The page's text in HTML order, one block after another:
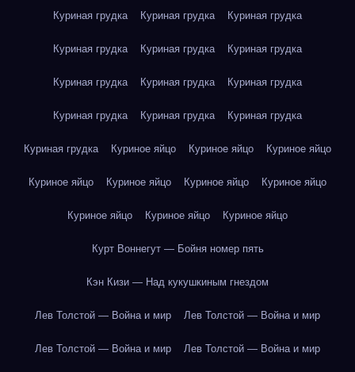
Куриная грудка Куриная грудка Куриная грудка
Куриная грудка Куриная грудка Куриная грудка
Куриная грудка Куриная грудка Куриная грудка
Куриная грудка Куриная грудка Куриная грудка
Куриная грудка Куриное яйцо Куриное яйцо Куриное яйцо
Куриное яйцо Куриное яйцо Куриное яйцо Куриное яйцо
Куриное яйцо Куриное яйцо Куриное яйцо
Курт Воннегут — Бойня номер пять
Кэн Кизи — Над кукушкиным гнездом
Лев Толстой — Война и мир Лев Толстой — Война и мир
Лев Толстой — Война и мир Лев Толстой — Война и мир